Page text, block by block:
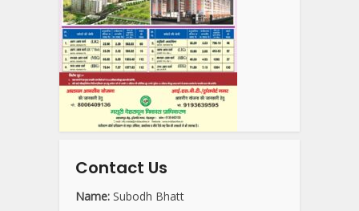
Contact Us
Name: Subodh Bhatt